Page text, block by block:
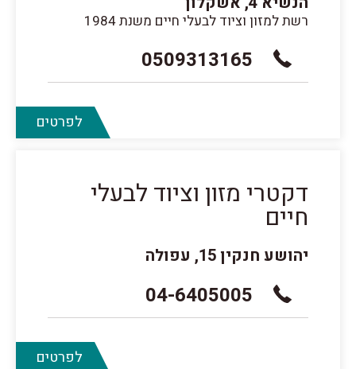
רשת למזון וציוד לבעלי חיים משנת 1984
0509313165
לפרטים
דקטרי מזון וציוד לבעלי
חיים
יהושע חנקין 15, עפולה
04-6405005
לפרטים